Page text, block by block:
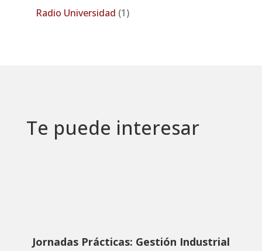
Radio Universidad (1)
Te puede interesar
Jornadas Prácticas: Gestión Industrial